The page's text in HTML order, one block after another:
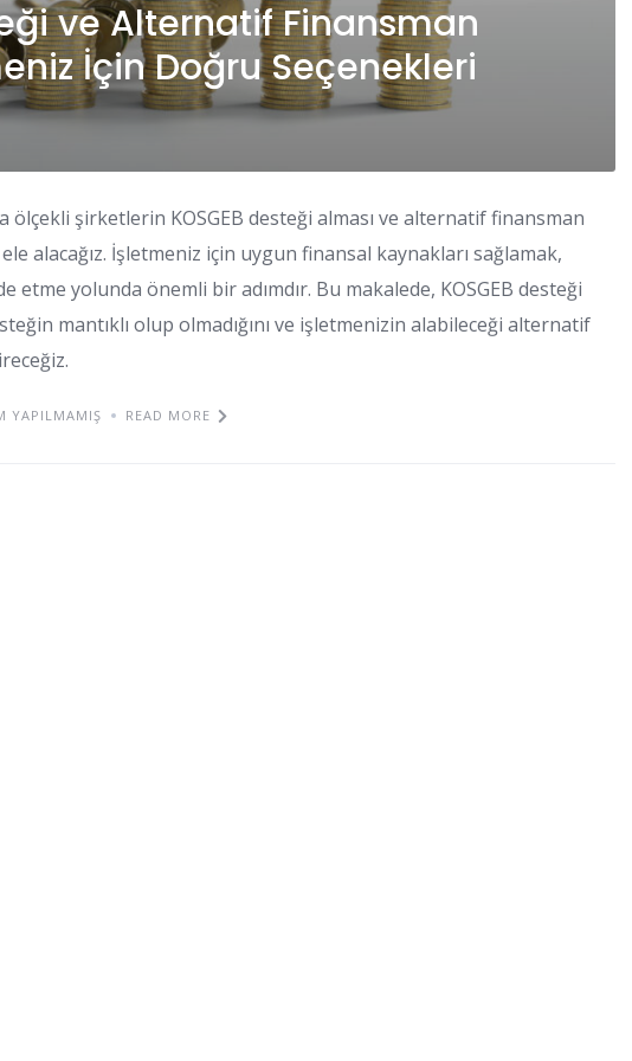
ve Alternatif Finansman
İçin Doğru Seçenekleri
şirketlerin KOSGEB desteği alması ve alternatif finansman
alacağız. İşletmeniz için uygun finansal kaynakları sağlamak,
etme yolunda önemli bir adımdır. Bu makalede, KOSGEB desteği
mantıklı olup olmadığını ve işletmenizin alabileceği alternatif
YAPILMAMIŞ READ MORE